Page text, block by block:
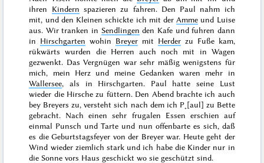
ihren Kindern spazieren zu fahren. Den Paul nahm ich
mit, und den Kleinen schickte ich mit derAmme und Luise
aus. Wir tranken in Sendlingen den Kafeund fuhren dann
in Hirschgarten wohin Breyer mit Herderzu Fuße kam,
rükwärts wurden die Herren auch noch mit in Wagen
gezwenkt. Das Vergnügen war sehr mäßig wenigstens für
mich, mein Herz und meine Gedanken waren mehr in
Wallersee, als in Hirschgarten. Paul hatte seine Lust
wieder die Hirsche zu füttern. Den Abend brachte ich auch
bey Breyers zu, versteht sich nach dem ich P˖[aul] zu Bette
gebracht. Nach einen sehr frugalen Essen erschien auf
einmal Punsch und Tarte und nun offenbarte es sich, daß
es die Geburtstagsfeyer von der Breyer war. Heute geht der
Wind wieder ziemlich stark und ich habe die Kinder nur in
die Sonne vors Haus geschickt wo sie geschützt sind.